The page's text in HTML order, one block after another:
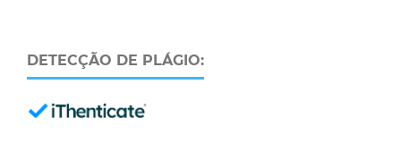
DETECÇÃO DE PLÁGIO: